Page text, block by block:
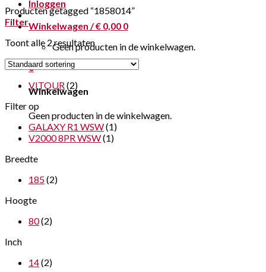
Inloggen
Winkelwagen /€ 0,00 0
Geen producten in de winkelwagen.
0
Winkelwagen
Geen producten in de winkelwagen.
Producten getagged “1858014”
Filter
Toont alle 2 resultaten
VITOUR(2)
Filter op
GALAXY R1 WSW(1)
V2000 8PR WSW(1)
Breedte
185(2)
Hoogte
80(2)
Inch
14(2)